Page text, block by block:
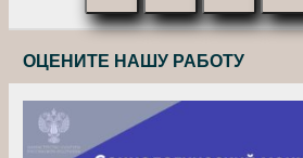
ОЦЕНИТЕ НАШУ РАБОТУ